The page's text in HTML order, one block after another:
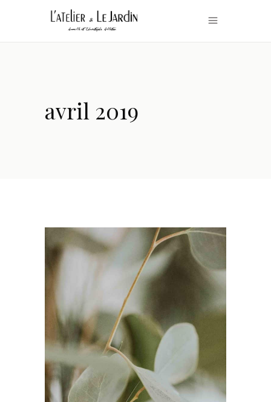
avril 2019